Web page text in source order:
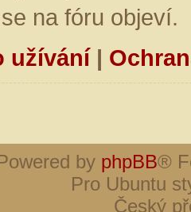
na fóru objeví.
užívání|
by phpBB®
Pro Ubuntu
Český